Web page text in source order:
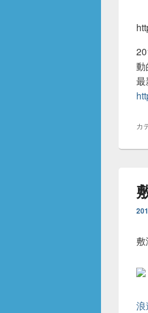
動
最
カ
浪